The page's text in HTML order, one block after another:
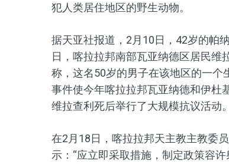
犯人类居住地区的野生动物。
据天亚社报道， 2月10日，42岁的帕
日 ， 喀拉拉邦南部瓦亚纳德区居民维
称，这名50岁的男子在该地区的一个
事件使今年喀拉拉邦瓦亚纳德和伊杜
维拉查利死后举行了大规模抗议活动。
在2 月18日 ， 喀拉拉邦天主教主教委
示： “应立即采取措施，制定政策容